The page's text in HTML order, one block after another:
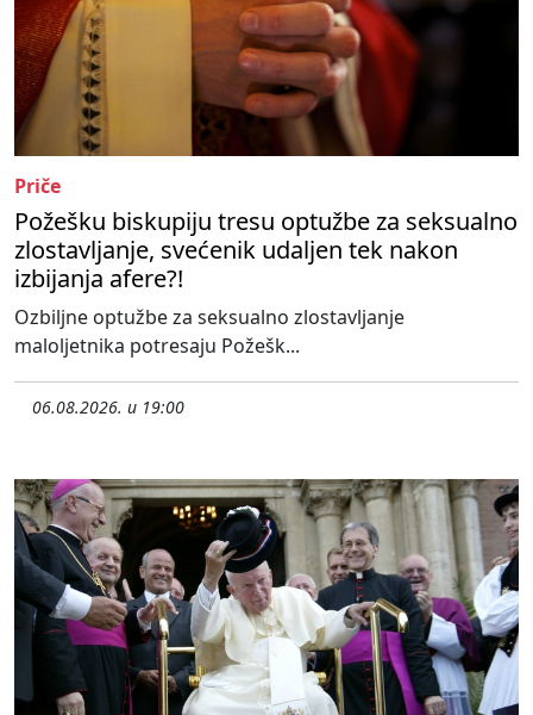
Priče
Požešku biskupiju tresu optužbe za seksualno
zlostavljanje, svećenik udaljen tek nakon
izbijanja afere?!
Ozbiljne optužbe za seksualno zlostavljanje
maloljetnika potresaju Požešk...
06.08.2026. u 19:00